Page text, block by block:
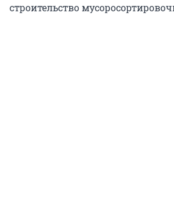
строительство